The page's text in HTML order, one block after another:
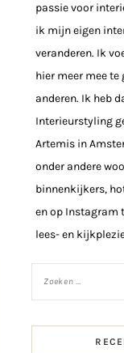
passie voor
ik mijn eigen
veranderen. Ik
hier meer mee
anderen. Ik heb
Interieurstyling
Artemis in
onder andere
binnenkijkers,
en op Instagram
lees- en